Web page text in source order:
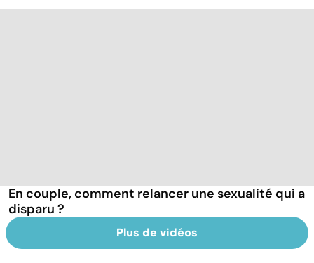
En couple, comment relancer une sexualité qui a
disparu ?
Plus de vidéos